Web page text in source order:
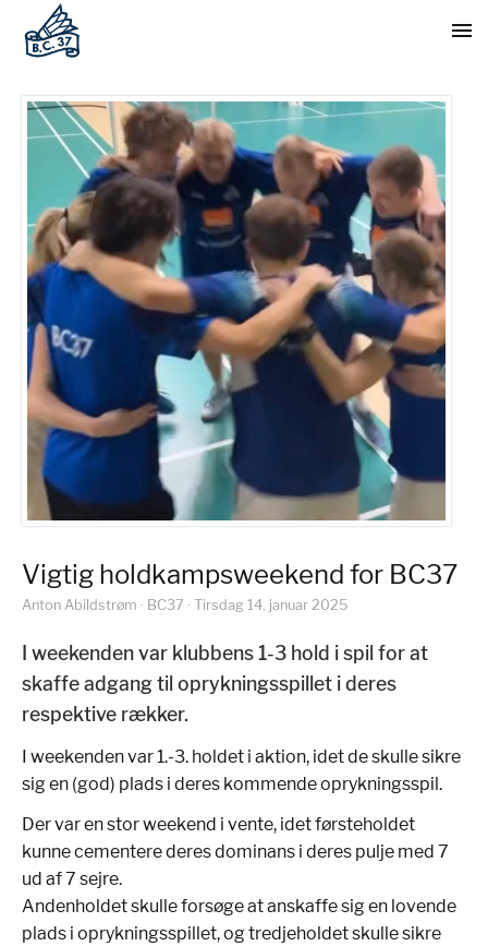
Vigtig holdkampsweekend for BC37
Anton Abildstrøm · BC37 · Tirsdag 14. januar 2025
I weekenden var klubbens 1-3 hold i spil for at
skaffe adgang til oprykningsspillet i deres
respektive rækker.
I weekenden var 1.-3. holdet i aktion, idet de skulle sikre
sig en (god) plads i deres kommende oprykningsspil.
Der var en stor weekend i vente, idet førsteholdet
kunne cementere deres dominans i deres pulje med 7
ud af 7 sejre.
Andenholdet skulle forsøge at anskaffe sig en lovende
plads i oprykningsspillet, og tredjeholdet skulle sikre